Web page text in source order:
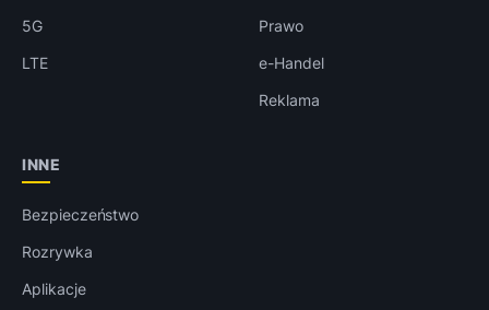
5G
LTE
Prawo
e-Handel
Reklama
INNE
Bezpieczeństwo
Rozrywka
Aplikacje